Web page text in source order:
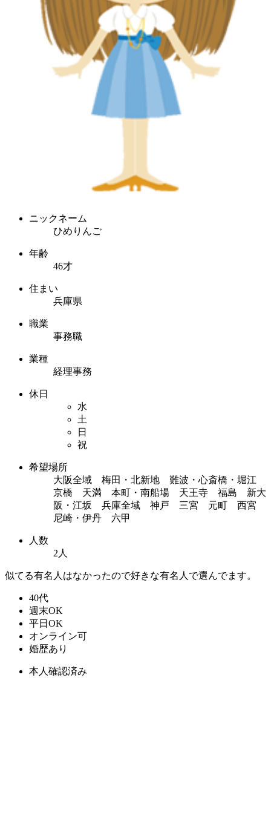
ニックネーム
ひめりんご
年齢
46才
住まい
兵庫県
職業
事務職
業種
経理事務
休日
水
土
日
祝
希望場所
大阪全域 梅田・北新地 難波・心斎橋・堀江
京橋 天満 本町・南船場 天王寺 福島 新大
阪・江坂 兵庫全域 神戸 三宮 元町 西宮
尼崎・伊丹 六甲
人数
2人
似てる有名人はなかったので好きな有名人で選んでます。
40代
週末OK
平日OK
オンライン可
婚歴あり
本人確認済み